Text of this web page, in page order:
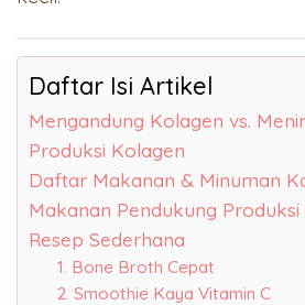
Daftar Isi Artikel
Mengandung Kolagen vs.
Produksi Kolagen
Daftar Makanan & Minuman
Makanan Pendukung Produksi
Resep Sederhana
1. Bone Broth Cepat
2. Smoothie Kaya Vitamin C